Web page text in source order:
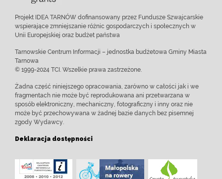
Projekt IDEA TARNÓW dofinansowany przez Fundusze Szwajcarskie
wspierające zmniejszanie różnic gospodarczych i społecznych w
Unii Europejskiej oraz budżet państwa
Tarnowskie Centrum Informacji – jednostka budżetowa Gminy Miasta
Tarnowa
© 1999-2024 TCI. Wszelkie prawa zastrzeżone.
Żadna część niniejszego opracowania, zarówno w całości jak i we
fragmentach nie może być reprodukowana ani przetwarzana w
sposób elektroniczny, mechaniczny, fotograficzny i inny oraz nie
może być przechowywana w żadnej bazie danych bez pisemnej
zgody Wydawcy.
Deklaracja dostępności